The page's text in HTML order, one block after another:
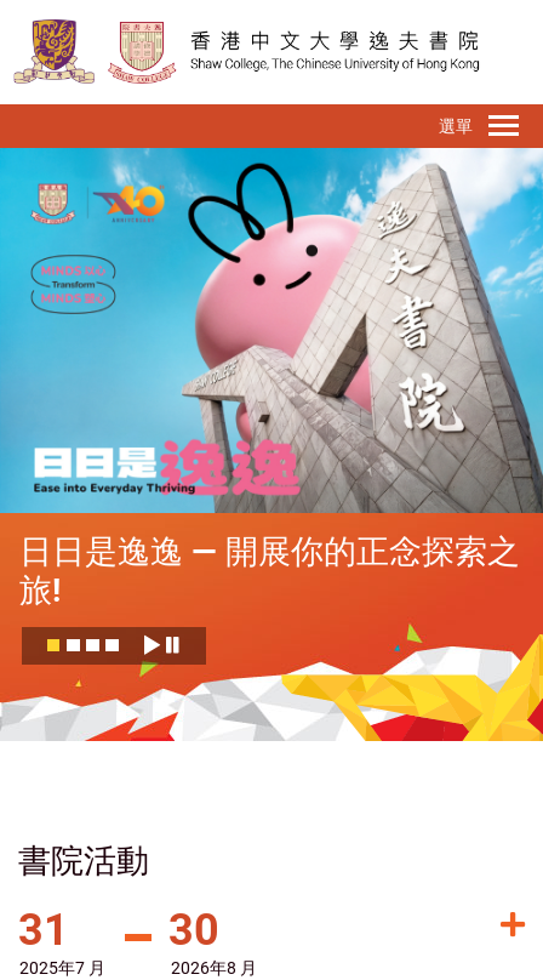
容
日日是逸逸 — 開展你的正念探索之
旅!
書院活動
31
7 月
2025年
30
8 月
2026年